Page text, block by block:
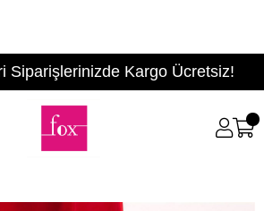
Siparişlerinizde Kargo Ücretsiz!